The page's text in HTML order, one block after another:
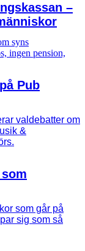
–
Pub
valdebatter om
&
som går på
sig som så